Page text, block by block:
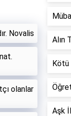
Novalis
olanlar
Alın
Kötü
Aşk